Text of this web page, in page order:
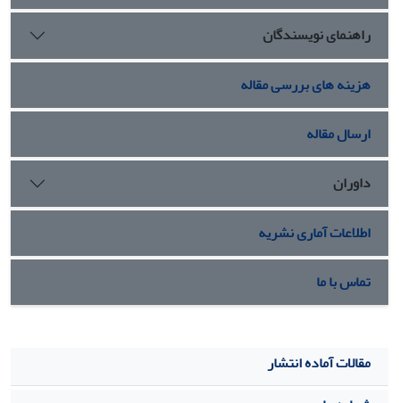
راهنمای نویسندگان
هزینه های بررسی مقاله
ارسال مقاله
داوران
اطلاعات آماری نشریه
تماس با ما
مقالات آماده انتشار